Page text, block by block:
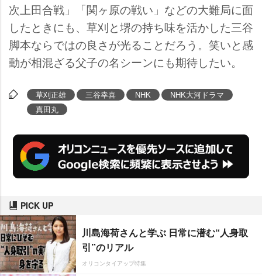
次上田合戦」「関ヶ原の戦い」などの大難局に面
したときにも、草刈と堺の持ち味を活かした三谷
脚本ならではの良さが光ることだろう。笑いと感
動が相混ざる父子の名シーンにも期待したい。
草刈正雄 三谷幸喜 NHK
NHK大河ドラマ
真田丸
PICK UP
川島海荷さんと学ぶ 日常に潜む“人身取
引”のリアル
オリコンタイアップ特集